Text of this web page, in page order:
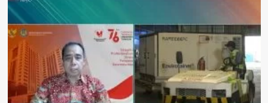
merupakan
Momentum
Akselerasi
Transformasi
Digital